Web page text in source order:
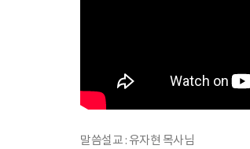
말씀설교 : 유자현 목사님